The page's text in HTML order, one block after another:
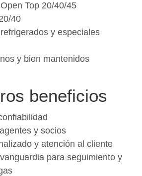
Top 20/40/45
40
y especiales
y bien mantenidos
beneficios
y socios
y atención al cliente
para seguimiento y